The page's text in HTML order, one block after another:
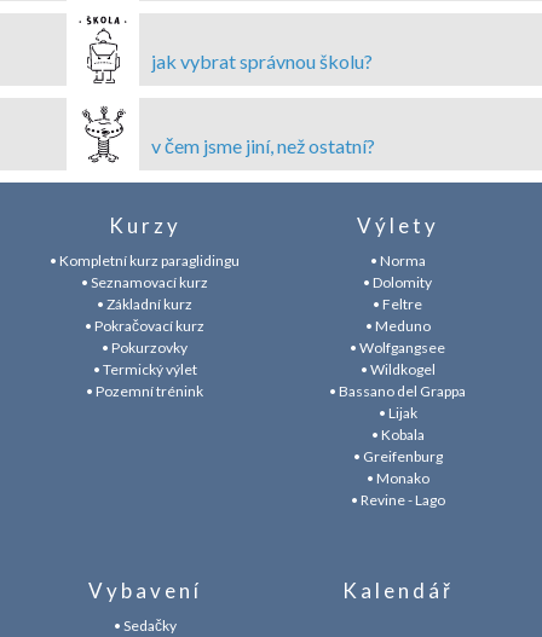
jak vybrat správnou školu?
v čem jsme jiní, než ostatní?
Kurzy
• Kompletní kurz paraglidingu
• Seznamovací kurz
• Základní kurz
• Pokračovací kurz
• Pokurzovky
• Termický výlet
• Pozemní trénink
Výlety
• Norma
• Dolomity
• Feltre
• Meduno
• Wolfgangsee
• Wildkogel
• Bassano del Grappa
• Lijak
• Kobala
• Greifenburg
• Monako
• Revine - Lago
Vybavení
• Sedačky
Kalendář